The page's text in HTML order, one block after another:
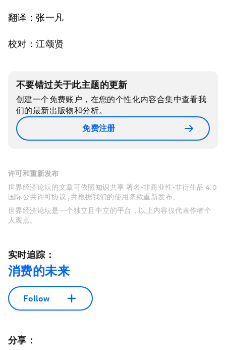
翻译：张一凡
校对：江颂贤
不要错过关于此主题的更新
创建一个免费账户，在您的个性化内容合集中查看我
们的最新出版物和分析。
免费注册
许可和重新发布
世界经济论坛的文章可依照知识共享 署名-非商业性-非衍生品 4.0
国际公共许可协议 , 并根据我们的使用条款重新发布。
世界经济论坛是一个独立且中立的平台，以上内容仅代表作者个
人观点。
实时追踪：
消费的未来
Follow
分享：